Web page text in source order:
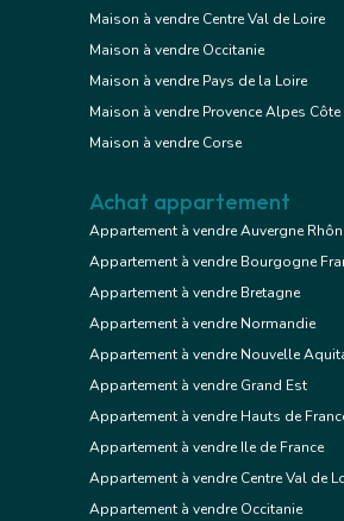
Maison à vendre Centre Val de Loire
Maison à vendre Occitanie
Maison à vendre Pays de la Loire
Maison à vendre Provence Alpes
Maison à vendre Corse
Achat appartement
Appartement à vendre Auvergne
Appartement à vendre Bourgogne
Appartement à vendre Bretagne
Appartement à vendre Normandie
Appartement à vendre Nouvelle
Appartement à vendre Grand Est
Appartement à vendre Hauts de
Appartement à vendre Ile de France
Appartement à vendre Centre Val de
Appartement à vendre Occitanie